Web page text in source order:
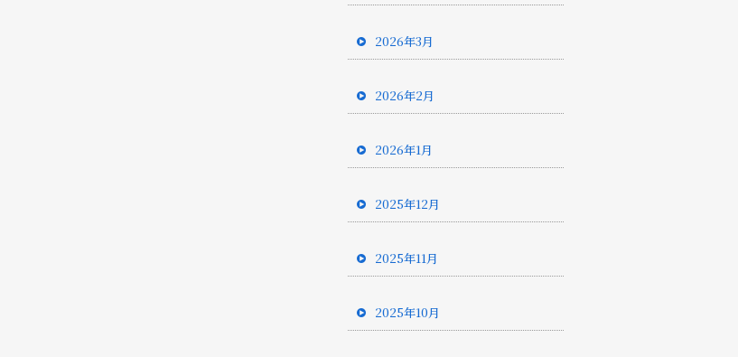
2026年3月
2026年2月
2026年1月
2025年12月
2025年11月
2025年10月